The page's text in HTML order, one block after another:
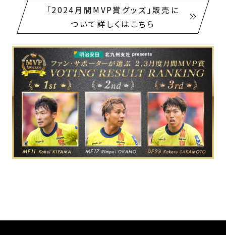
「2024月間MVP賞グッズ」販売に
ついて詳しくはこちら